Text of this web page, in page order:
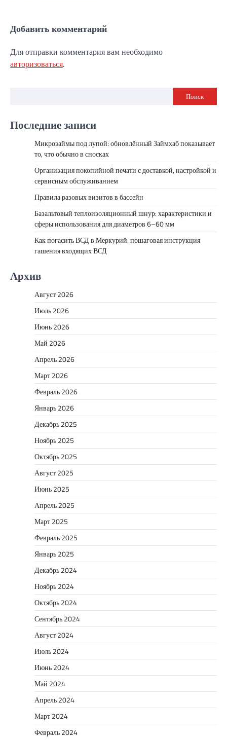
Добавить комментарий
Для отправки комментария вам необходимо
авторизоваться.
Поиск
Последние записи
Микрозаймы под лупой: обновлённый Займхаб показывает
то, что обычно в сносках
Организация покопийной печати с доставкой, настройкой и
сервисным обслуживанием
Правила разовых визитов в бассейн
Базальтовый теплоизоляционный шнур: характеристики и
сферы использования для диаметров 6–60 мм
Как погасить ВСД в Меркурий: пошаговая инструкция
гашения входящих ВСД
Архив
Август 2026
Июль 2026
Июнь 2026
Май 2026
Апрель 2026
Март 2026
Февраль 2026
Январь 2026
Декабрь 2025
Ноябрь 2025
Октябрь 2025
Август 2025
Июнь 2025
Апрель 2025
Март 2025
Февраль 2025
Январь 2025
Декабрь 2024
Ноябрь 2024
Октябрь 2024
Сентябрь 2024
Август 2024
Июль 2024
Июнь 2024
Май 2024
Апрель 2024
Март 2024
Февраль 2024